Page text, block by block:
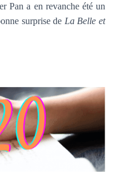
Pan a en revanche été un
surprise de La Belle et